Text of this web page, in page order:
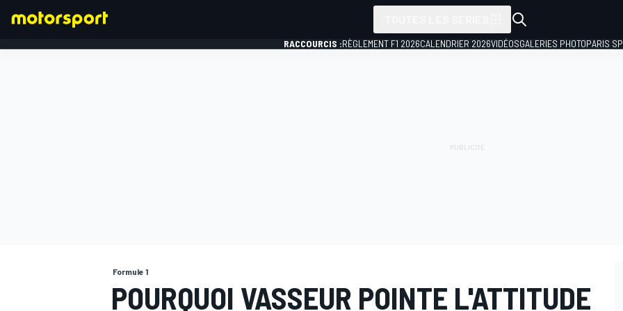
RACCOURCIS :RÈGLEMENT F1 2026CALENDRIER 2026VIDÉOSGALERIES PHOTOPARIS
Formule 1
POURQUOI VASSEUR POINTE L'ATTITUDE